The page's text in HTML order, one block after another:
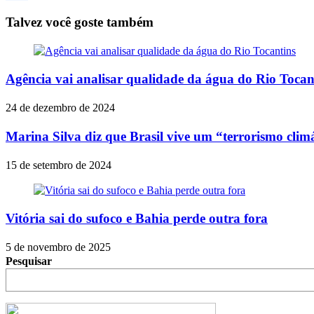
Talvez você goste também
Agência vai analisar qualidade da água do Rio
24 de dezembro de 2024
Marina Silva diz que Brasil vive um “terrorismo
15 de setembro de 2024
Vitória sai do sufoco e Bahia perde outra fora
5 de novembro de 2025
Pesquisar